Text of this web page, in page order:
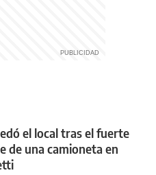
el local tras el fuerte
de una camioneta en